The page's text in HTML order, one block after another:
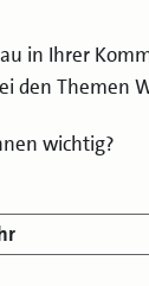
in Ihrer
den Themen
wichtig?